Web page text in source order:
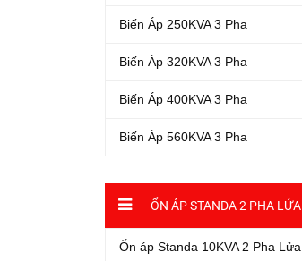
Biến Áp 250KVA 3 Pha
Biến Áp 320KVA 3 Pha
Biến Áp 400KVA 3 Pha
Biến Áp 560KVA 3 Pha
ỔN ÁP STANDA 2 PHA LỬA
Ổn áp Standa 10KVA 2 Pha Lửa